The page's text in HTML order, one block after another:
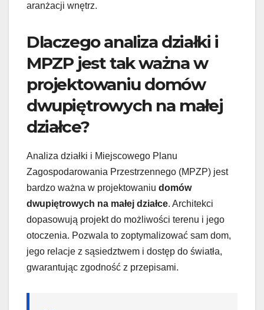
aranżacji wnętrz.
Dlaczego analiza działki i
MPZP jest tak ważna w
projektowaniu domów
dwupiętrowych na małej
działce?
Analiza działki i Miejscowego Planu
Zagospodarowania Przestrzennego (MPZP) jest
bardzo ważna w projektowaniu domów
dwupiętrowych na małej działce. Architekci
dopasowują projekt do możliwości terenu i jego
otoczenia. Pozwala to zoptymalizować sam dom,
jego relacje z sąsiedztwem i dostęp do światła,
gwarantując zgodność z przepisami.